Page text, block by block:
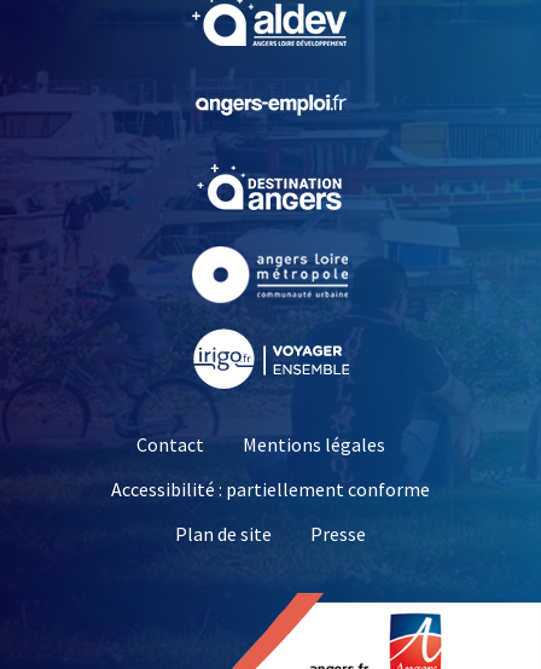
, Ouvre une nouvelle
, Ouvre une nouvelle
Contact
Mentions légales
Accessibilité : partiellement conforme
Plan de site
Presse